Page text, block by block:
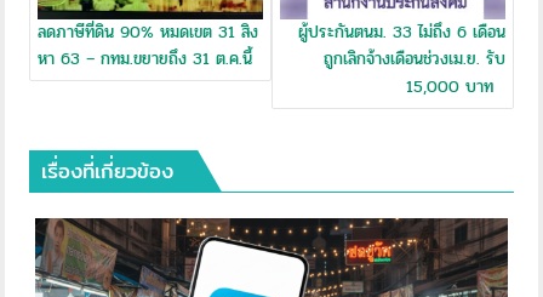
ลดภาษีที่ดิน 90% หมดเขต 31 สิง
หา 63 – กทม.ขยายถึง 31 ต.ค.นี้
ผู้ประกันตนม. 33 ไม่ถึง 6 เดือน
ถูกเลิกจ้างเดือนช่วงเม.ย. รับ
15,000 บาท
เรื่องที่เกี่ยวข้อง